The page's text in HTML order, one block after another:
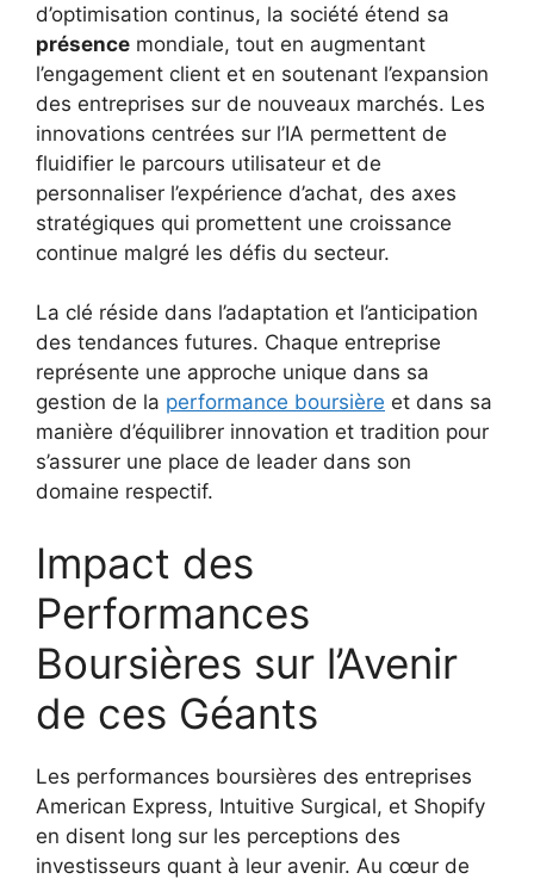
d’optimisation continus, la société étend sa
présence mondiale, tout en augmentant
l’engagement client et en soutenant l’expansion
des entreprises sur de nouveaux marchés. Les
innovations centrées sur l’IA permettent de
fluidifier le parcours utilisateur et de
personnaliser l’expérience d’achat, des axes
stratégiques qui promettent une croissance
continue malgré les défis du secteur.
La clé réside dans l’adaptation et l’anticipation
des tendances futures. Chaque entreprise
représente une approche unique dans sa
gestion de la performance boursière et dans sa
manière d’équilibrer innovation et tradition pour
s’assurer une place de leader dans son
domaine respectif.
Impact des
Performances
Boursières sur l’Avenir
de ces Géants
Les performances boursières des entreprises
American Express, Intuitive Surgical, et Shopify
en disent long sur les perceptions des
investisseurs quant à leur avenir. Au cœur de